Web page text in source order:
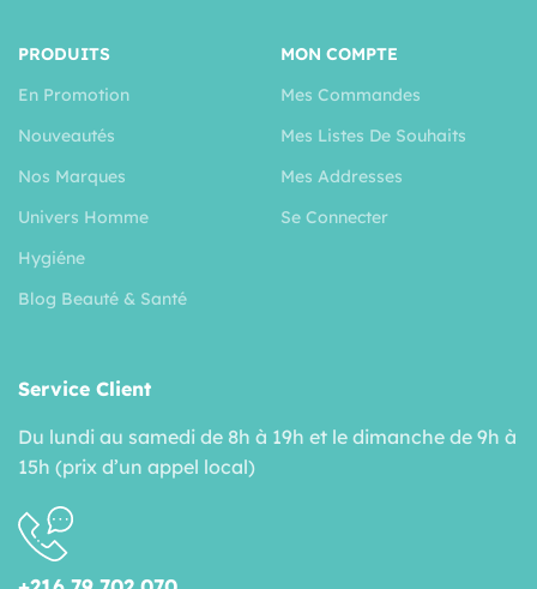
PRODUITS
En Promotion
Nouveautés
Nos Marques
Univers Homme
Hygiéne
Blog Beauté & Santé
MON COMPTE
Mes Commandes
Mes Listes De Souhaits
Mes Addresses
Se Connecter
Service Client
Du lundi au samedi de 8h à 19h et le dimanche de 9h à
15h (prix d’un appel local)